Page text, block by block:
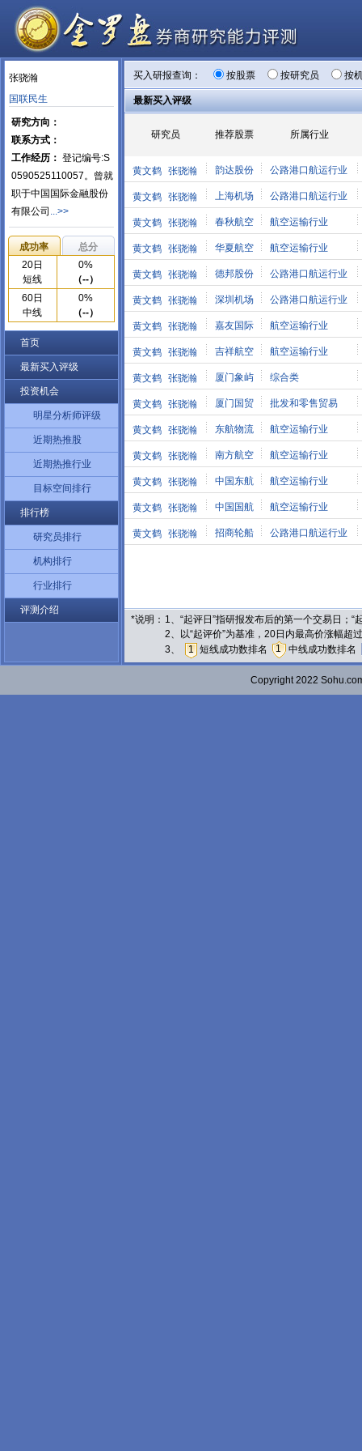
张骁瀚
国联民生
研究方向：
联系方式：
工作经历： 登记编号:S
0590525110057。曾就
职于中国国际金融股份
有限公司 ...>>
成功率
总分
20日
短线
0%
（--）
60日
中线
0%
（--）
首页
最新买入评级
投资机会
明星分析师评级
近期热推股
近期热推行业
目标空间排行
排行榜
研究员排行
机构排行
行业排行
评测介绍
买入研报查询： 按股票 按研究员 按
最新买入评级
研究员 推荐股票 所属行业
黄文鹤 张骁瀚 韵达股份 公路港口航运行业
黄文鹤 张骁瀚 上海机场 公路港口航运行业
黄文鹤 张骁瀚 春秋航空 航空运输行业
黄文鹤 张骁瀚 华夏航空 航空运输行业
黄文鹤 张骁瀚 德邦股份 公路港口航运行业
黄文鹤 张骁瀚 深圳机场 公路港口航运行业
黄文鹤 张骁瀚 嘉友国际 航空运输行业
黄文鹤 张骁瀚 吉祥航空 航空运输行业
黄文鹤 张骁瀚 厦门象屿 综合类
黄文鹤 张骁瀚 厦门国贸 批发和零售贸易
黄文鹤 张骁瀚 东航物流 航空运输行业
黄文鹤 张骁瀚 南方航空 航空运输行业
黄文鹤 张骁瀚 中国东航 航空运输行业
黄文鹤 张骁瀚 中国国航 航空运输行业
黄文鹤 张骁瀚 招商轮船 公路港口航运行业
*说明： 1、“起评日”指研报发布后的第一个交易日；
2、以“起评价”为基准，20日内最高价涨幅
3、
1 短线成功数排名 1 中线成功数排名
Copyright 2022